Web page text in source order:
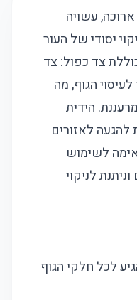
עשויה
יסודי של העור
צד כפול: צד
הגוף, מה
הידית
להגעה לאזורים
לשימוש
לניקוי
לכל חלקי הגוף